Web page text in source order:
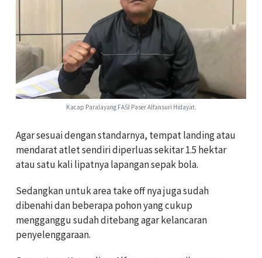
Kacap Paralayang FASI Paser Alfansuri Hidayat.
Agar sesuai dengan standarnya, tempat landing atau
mendarat atlet sendiri diperluas sekitar 1.5 hektar
atau satu kali lipatnya lapangan sepak bola.
Sedangkan untuk area take off nya juga sudah
dibenahi dan beberapa pohon yang cukup
mengganggu sudah ditebang agar kelancaran
penyelenggaraan.